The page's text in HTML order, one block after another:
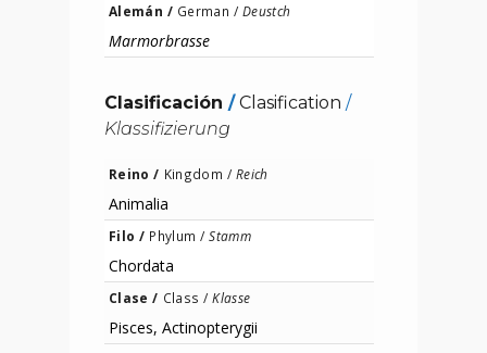
Alemán / German / Deustch
Marmorbrasse
Clasificación / Clasification /
Klassifizierung
Reino / Kingdom / Reich
Animalia
Filo / Phylum / Stamm
Chordata
Clase / Class / Klasse
Pisces, Actinopterygii